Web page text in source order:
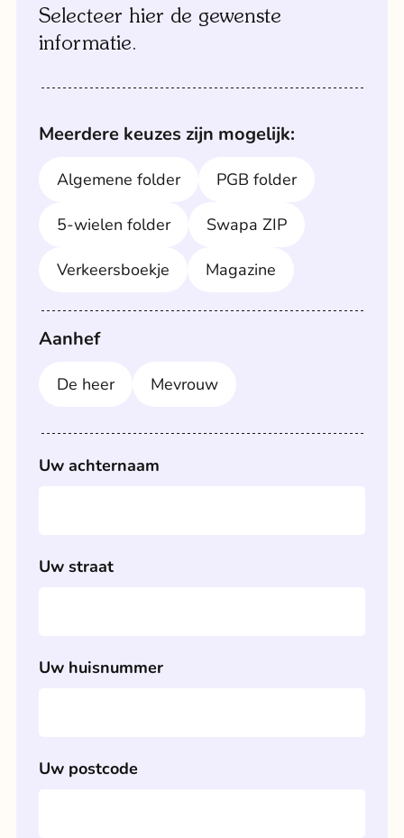
afspraak aan huis'.
Selecteer hier de gewenste
informatie.
Meerdere keuzes zijn mogelijk:
Algemene folder PGB folder
5-wielen folder Swapa ZIP
Verkeersboekje Magazine
Aanhef
De heer Mevrouw
Uw achternaam
Uw straat
Uw huisnummer
Uw postcode